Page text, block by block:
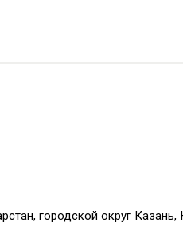
городской округ Казань,